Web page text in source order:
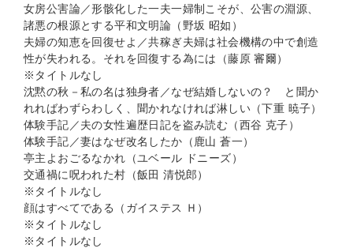
女房公害論／形骸化した一夫一婦制こそが、公害の淵源、
諸悪の根源とする平和文明論（野坂 昭如）
夫婦の知恵を回復せよ／共稼ぎ夫婦は社会機構の中で創造
性が失われる。それを回復する為には（藤原 審爾）
※タイトルなし
沈黙の秋－私の名は独身者／なぜ結婚しないの？ と聞か
れればわずらわしく、聞かれなければ淋しい（下重 暁子）
体験手記／夫の女性遍歴日記を盗み読む（西谷 克子）
体験手記／妻はなぜ改名したか（鹿山 蒼一）
亭主よおごるなかれ（ユベール ドニーズ）
交通禍に呪われた村（飯田 清悦郎）
※タイトルなし
顔はすべてである（ガイステス Ｈ）
※タイトルなし
※タイトルなし